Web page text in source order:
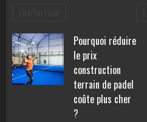
Pourquoi réduire
le prix
construction
terrain de padel
coûte plus cher
?